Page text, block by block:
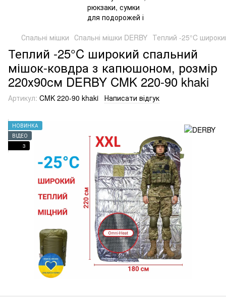
Спальні мішки Спальні мішки DERBY Теплий -25°C
Теплий -25°C широкий спальний
мішок-ковдра з капюшоном, розмір
220х90см DERBY CMK 220-90 khaki
Артикул: CMK 220-90 khaki Написати відгук
НОВИНКА
ВІДЕО
3